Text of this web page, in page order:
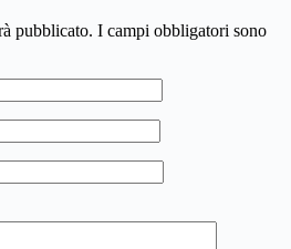
pubblicato. I campi obbligatori sono